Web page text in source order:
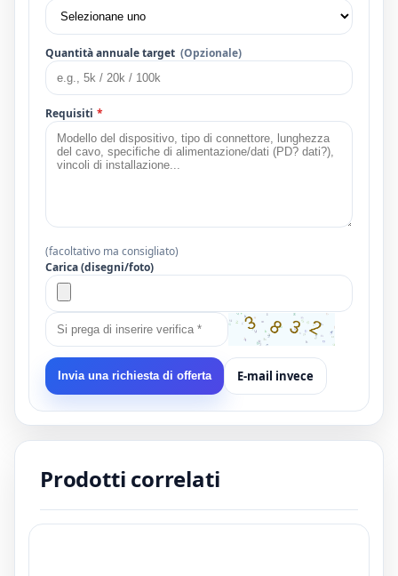
Quantità annuale target (Opzionale)
Requisiti *
(facoltativo ma consigliato)
Carica (disegni/foto)
Invia una richiesta di offerta E-mail invece
Prodotti correlati